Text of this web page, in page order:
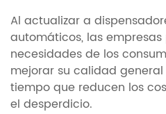
Al actualizar a
automáticos, las
necesidades de los
mejorar su calidad
tiempo que reducen los
el desperdicio.